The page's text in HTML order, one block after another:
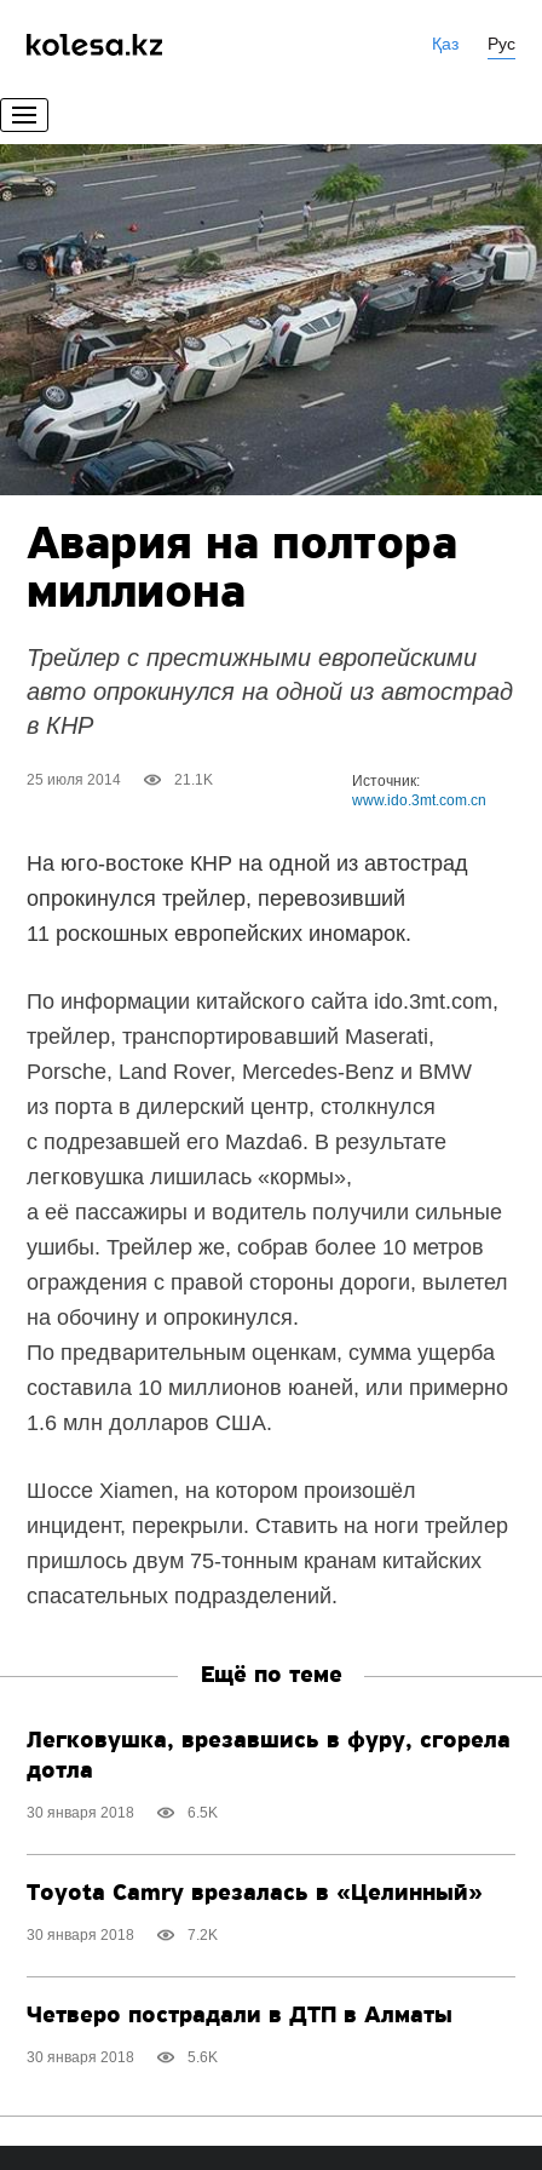
Қаз Рус
Авария на полтора
миллиона
Трейлер с престижными европейскими
авто опрокинулся на одной из автострад
в КНР
25 июля 2014 21.1K
Источник:
www.ido.3mt.com.cn
На юго-востоке КНР на одной из автострад
опрокинулся трейлер, перевозивший
11 роскошных европейских иномарок.
По информации китайского сайта ido.3mt.com,
трейлер, транспортировавший Maserati,
Porsche, Land Rover, Mercedes-Benz и BMW
из порта в дилерский центр, столкнулся
с подрезавшей его Mazda6. В результате
легковушка лишилась «кормы»,
а её пассажиры и водитель получили сильные
ушибы. Трейлер же, собрав более 10 метров
ограждения с правой стороны дороги, вылетел
на обочину и опрокинулся.
По предварительным оценкам, сумма ущерба
составила 10 миллионов юаней, или примерно
1.6 млн долларов США.
Шоссе Xiamen, на котором произошёл
инцидент, перекрыли. Ставить на ноги трейлер
пришлось двум 75-тонным кранам китайских
спасательных подразделений.
Ещё по теме
Легковушка, врезавшись в фуру, сгорела
дотла
30 января 2018 6.5K
Toyota Camry врезалась в «Целинный»
30 января 2018 7.2K
Четверо пострадали в ДТП в Алматы
30 января 2018 5.6K